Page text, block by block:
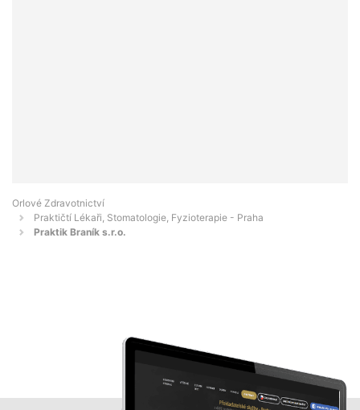
Orlové Zdravotnictví
Praktičtí Lékaři, Stomatologie, Fyzioterapie - Praha
Praktik Braník s.r.o.